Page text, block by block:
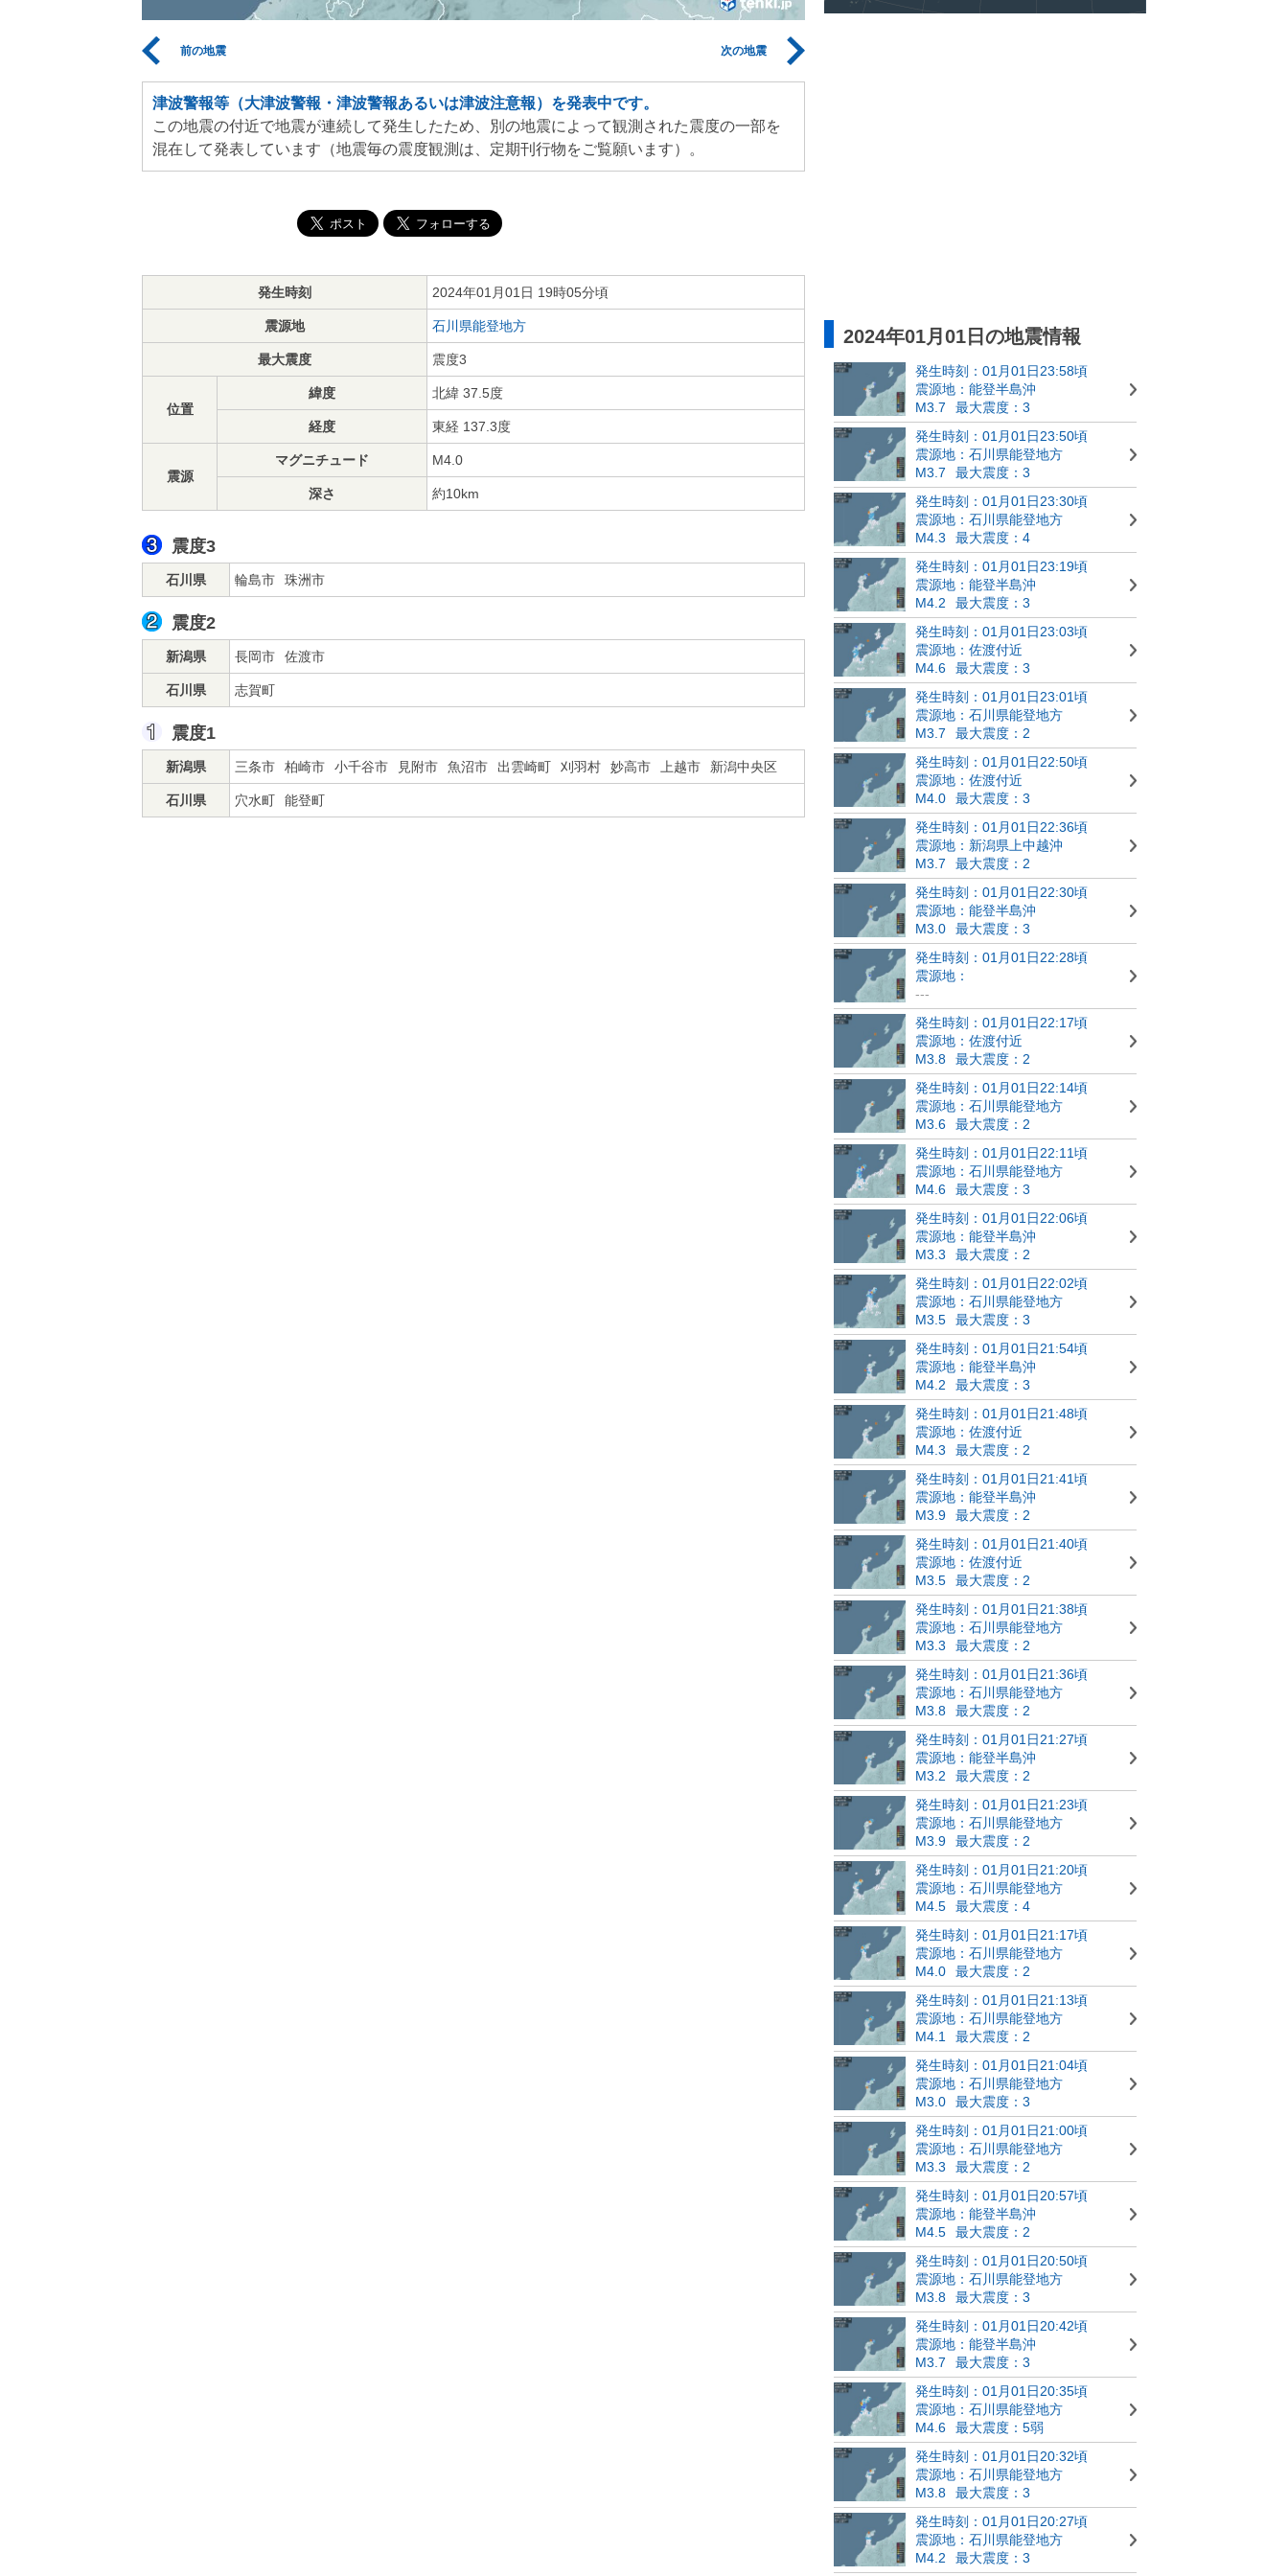
前の地震 次の地震
津波警報等（大津波警報・津波警報あるいは津波注意報）を発表中です。
この地震の付近で地震が連続して発生したため、別の地震によって観測された震度の一部を
混在して発表しています（地震毎の震度観測は、定期刊行物をご覧願います）。
発生時刻 2024年01月01日 19時05分頃
震源地 石川県能登地方
最大震度 震度3
位置
緯度 北緯 37.5度
経度 東経 137.3度
震源
マグニチュード M4.0
深さ 約10km
震度3
石川県 輪島市 珠洲市
震度2
新潟県 長岡市 佐渡市
石川県 志賀町
震度1
新潟県 三条市 柏崎市 小千谷市 見附市 魚沼市 出雲崎町 刈羽村 妙高市 上越市 新潟中央区
石川県 穴水町 能登町
2024年01月01日の地震情報
発生時刻：01月01日23:58頃
震源地：能登半島沖
M3.7
最大震度：3
発生時刻：01月01日23:50頃
震源地：石川県能登地方
M3.7
最大震度：3
発生時刻：01月01日23:30頃
震源地：石川県能登地方
M4.3
最大震度：4
発生時刻：01月01日23:19頃
震源地：能登半島沖
M4.2
最大震度：3
発生時刻：01月01日23:03頃
震源地：佐渡付近
M4.6
最大震度：3
発生時刻：01月01日23:01頃
震源地：石川県能登地方
M3.7
最大震度：2
発生時刻：01月01日22:50頃
震源地：佐渡付近
M4.0
最大震度：3
発生時刻：01月01日22:36頃
震源地：新潟県上中越沖
M3.7
最大震度：2
発生時刻：01月01日22:30頃
震源地：能登半島沖
M3.0
最大震度：3
発生時刻：01月01日22:28頃
震源地：
---
発生時刻：01月01日22:17頃
震源地：佐渡付近
M3.8
最大震度：2
発生時刻：01月01日22:14頃
震源地：石川県能登地方
M3.6
最大震度：2
発生時刻：01月01日22:11頃
震源地：石川県能登地方
M4.6
最大震度：3
発生時刻：01月01日22:06頃
震源地：能登半島沖
M3.3
最大震度：2
発生時刻：01月01日22:02頃
震源地：石川県能登地方
M3.5
最大震度：3
発生時刻：01月01日21:54頃
震源地：能登半島沖
M4.2
最大震度：3
発生時刻：01月01日21:48頃
震源地：佐渡付近
M4.3
最大震度：2
発生時刻：01月01日21:41頃
震源地：能登半島沖
M3.9
最大震度：2
発生時刻：01月01日21:40頃
震源地：佐渡付近
M3.5
最大震度：2
発生時刻：01月01日21:38頃
震源地：石川県能登地方
M3.3
最大震度：2
発生時刻：01月01日21:36頃
震源地：石川県能登地方
M3.8
最大震度：2
発生時刻：01月01日21:27頃
震源地：能登半島沖
M3.2
最大震度：2
発生時刻：01月01日21:23頃
震源地：石川県能登地方
M3.9
最大震度：2
発生時刻：01月01日21:20頃
震源地：石川県能登地方
M4.5
最大震度：4
発生時刻：01月01日21:17頃
震源地：石川県能登地方
M4.0
最大震度：2
発生時刻：01月01日21:13頃
震源地：石川県能登地方
M4.1
最大震度：2
発生時刻：01月01日21:04頃
震源地：石川県能登地方
M3.0
最大震度：3
発生時刻：01月01日21:00頃
震源地：石川県能登地方
M3.3
最大震度：2
発生時刻：01月01日20:57頃
震源地：能登半島沖
M4.5
最大震度：2
発生時刻：01月01日20:50頃
震源地：石川県能登地方
M3.8
最大震度：3
発生時刻：01月01日20:42頃
震源地：能登半島沖
M3.7
最大震度：3
発生時刻：01月01日20:35頃
震源地：石川県能登地方
M4.6
最大震度：5弱
発生時刻：01月01日20:32頃
震源地：石川県能登地方
M3.8
最大震度：3
発生時刻：01月01日20:27頃
震源地：石川県能登地方
M4.2
最大震度：3